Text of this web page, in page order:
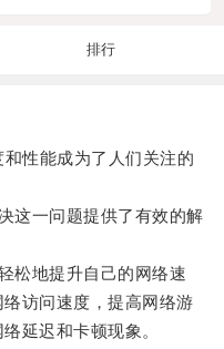
排行
性能成为了人们关注的
一问题提供了有效的解
地提升自己的网络速
访问速度，提高网络游
延迟和卡顿现象。